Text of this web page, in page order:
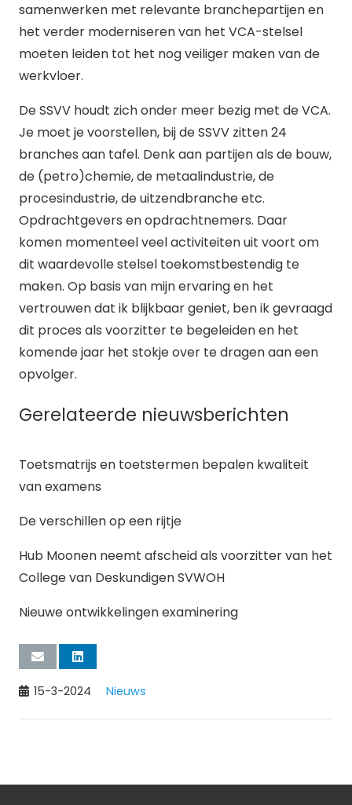
samenwerken met relevante branchepartijen en
het verder moderniseren van het VCA-stelsel
moeten leiden tot het nog veiliger maken van de
werkvloer.
De SSVV houdt zich onder meer bezig met de VCA.
Je moet je voorstellen, bij de SSVV zitten 24
branches aan tafel. Denk aan partijen als de bouw,
de (petro)chemie, de metaalindustrie, de
procesindustrie, de uitzendbranche etc.
Opdrachtgevers en opdrachtnemers. Daar
komen momenteel veel activiteiten uit voort om
dit waardevolle stelsel toekomstbestendig te
maken. Op basis van mijn ervaring en het
vertrouwen dat ik blijkbaar geniet, ben ik gevraagd
dit proces als voorzitter te begeleiden en het
komende jaar het stokje over te dragen aan een
opvolger.
Gerelateerde nieuwsberichten
Toetsmatrijs en toetstermen bepalen kwaliteit
van examens
De verschillen op een rijtje
Hub Moonen neemt afscheid als voorzitter van het
College van Deskundigen SVWOH
Nieuwe ontwikkelingen examinering
15-3-2024 Nieuws